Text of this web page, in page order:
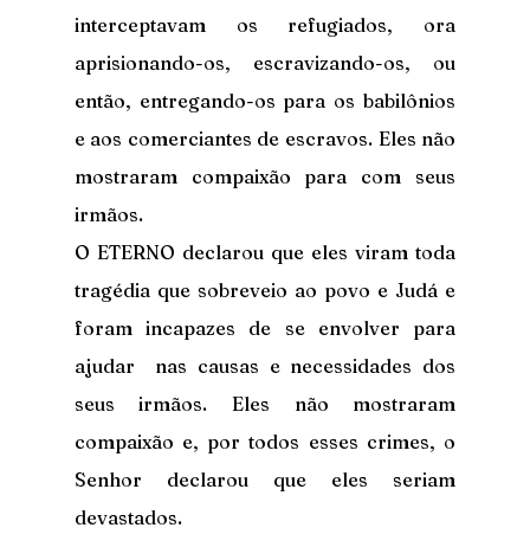
interceptavam os refugiados, ora
aprisionando-os, escravizando-os, ou
então, entregando-os para os babilônios
e aos comerciantes de escravos. Eles não
mostraram compaixão para com seus
irmãos.
O ETERNO declarou que eles viram toda
tragédia que sobreveio ao povo e Judá e
foram incapazes de se envolver para
ajudar  nas causas e necessidades dos
seus irmãos. Eles não mostraram
compaixão e, por todos esses crimes, o
Senhor declarou que eles seriam
devastados.